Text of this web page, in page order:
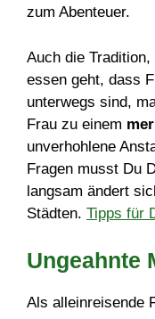
zum Abenteuer.
Auch die
essen geht, dass
unterwegs sind,
Frau zu einem
unverhohlene
Fragen musst Du
langsam ändert
Städten. Tipps für
Ungeahnte
Als alleinreisende